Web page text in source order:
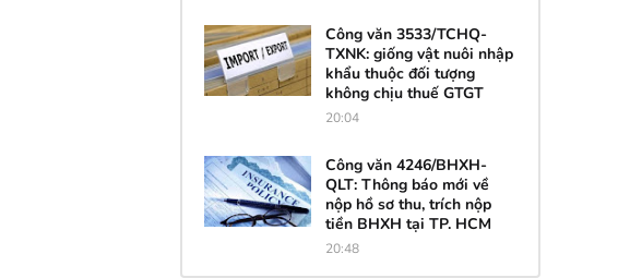
Công văn 3533/TCHQ-
TXNK: giống vật nuôi nhập
khẩu thuộc đối tượng
không chịu thuế GTGT
20:04
Công văn 4246/BHXH-
QLT: Thông báo mới về
nộp hồ sơ thu, trích nộp
tiền BHXH tại TP. HCM
20:48